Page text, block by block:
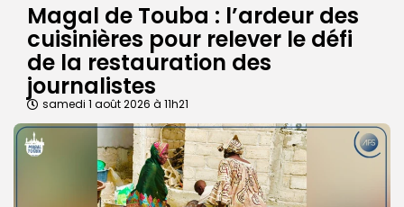
Magal de Touba : l’ardeur des
cuisinières pour relever le défi
de la restauration des
journalistes
samedi 1 août 2026 à 11h21